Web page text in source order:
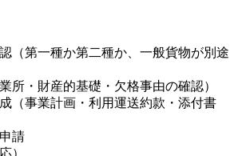
（第一種か第二種か、一般貨物が別途
所・財産的基礎・欠格事由の確認）
（事業計画・利用運送約款・添付書
請
）